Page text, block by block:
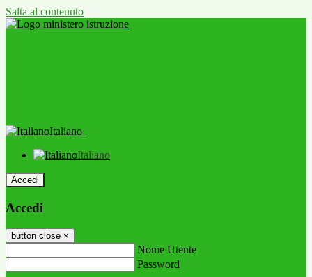
Salta al contenuto
Italiano
Italiano
Accedi
Accedi
button close ×
Nome Utente
Password